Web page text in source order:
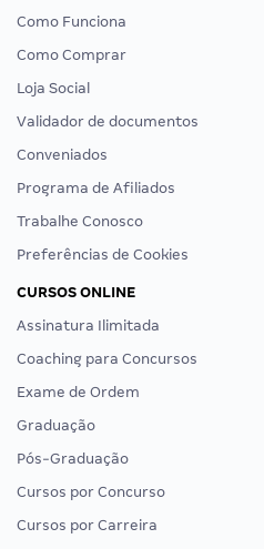
Como Funciona
Como Comprar
Loja Social
Validador de documentos
Conveniados
Programa de Afiliados
Trabalhe Conosco
Preferências de Cookies
CURSOS ONLINE
Assinatura Ilimitada
Coaching para Concursos
Exame de Ordem
Graduação
Pós-Graduação
Cursos por Concurso
Cursos por Carreira